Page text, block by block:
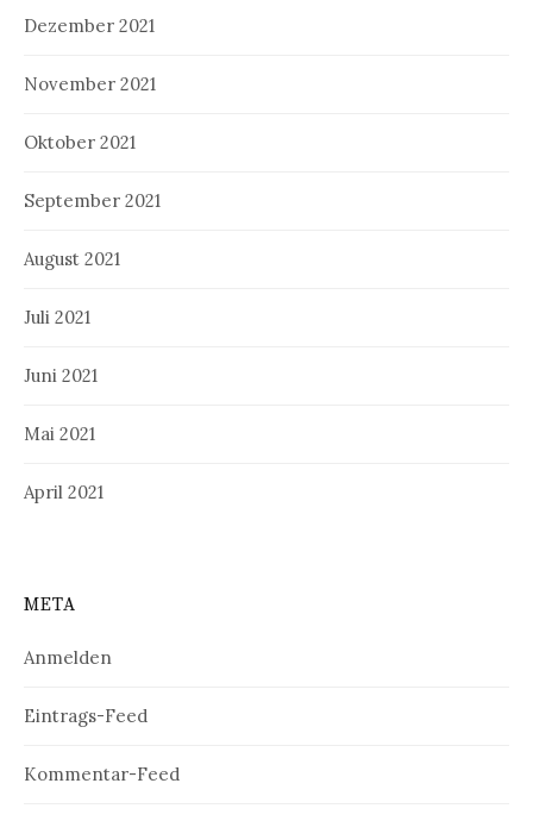
Dezember 2021
November 2021
Oktober 2021
September 2021
August 2021
Juli 2021
Juni 2021
Mai 2021
April 2021
META
Anmelden
Eintrags-Feed
Kommentar-Feed